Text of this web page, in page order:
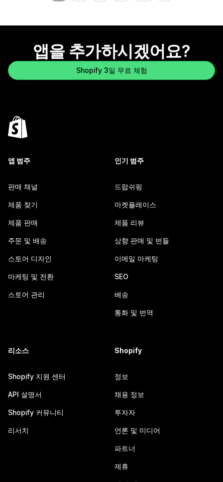
앱을 추가하시겠어요?
Shopify 3일 무료 체험
앱 범주
판매 채널
제품 찾기
제품 판매
주문 및 배송
스토어 디자인
마케팅 및 전환
스토어 관리
인기 범주
드랍쉬핑
마켓플레이스
제품 리뷰
상향 판매 및 번들
이메일 마케팅
SEO
배송
통화 및 번역
리소스
Shopify 지원 센터
API 설명서
Shopify 커뮤니티
리서치
Shopify
정보
채용 정보
투자자
언론 및 미디어
파트너
제휴